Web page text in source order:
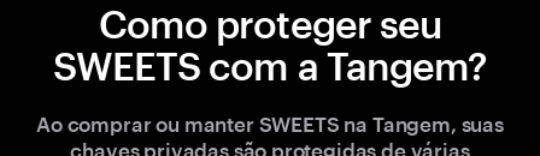
Como proteger seu
SWEETS com a Tangem?
Ao comprar ou manter SWEETS na Tangem, suas
chaves privadas são protegidas de várias